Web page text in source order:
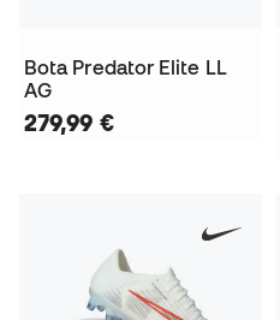
Bota Predator Elite LL
AG
279,99 €